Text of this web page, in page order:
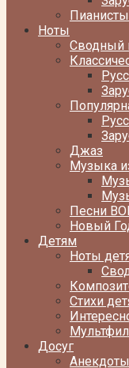
Пианисты
Ноты
Сводный
Джаз
Музыка
Песни
Новый
Детям
Ноты
Стихи
Досуг
Анекдоты